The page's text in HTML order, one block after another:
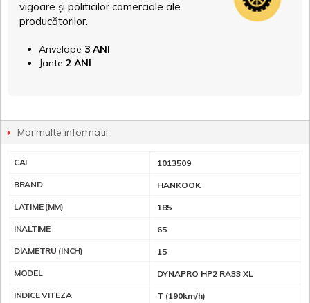
vigoare și politicilor comerciale ale
producătorilor.
Anvelope 3 ANI
Jante 2 ANI
Mai multe informatii
CAI 1013509
BRAND HANKOOK
LATIME (MM) 185
INALTIME 65
DIAMETRU (INCH) 15
MODEL DYNAPRO HP2 RA33 XL
INDICE VITEZA T (190km/h)